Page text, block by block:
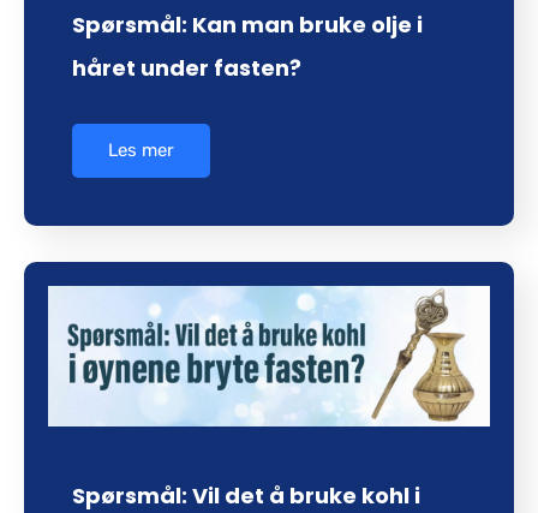
Spørsmål: Kan man bruke olje i
håret under fasten?
Les mer
Spørsmål: Vil det å bruke kohl i